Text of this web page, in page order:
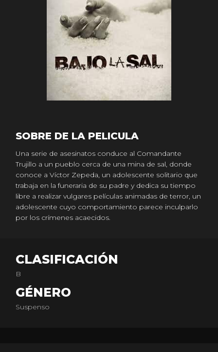
SOBRE DE LA PELICULA
Una serie de asesinatos conduce al Comandante
Trujillo a un pueblo cerca de una mina de sal, donde
conoce a Víctor Zepeda, un adolescente solitario que
trabaja en la funeraria de su padre y dedica su tiempo
libre a realizar vulgares películas animadas de terror, un
adolescente cuyo comportamiento parece inculparlo
por los crímenes acaecidos.
CLASIFICACIÓN
B
GÉNERO
Suspenso